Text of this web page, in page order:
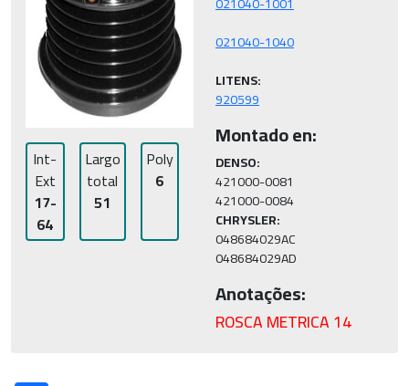
Int-
Ext
17-
64
Largo
total
51
Poly
6
LITENS:
920599
Montado en:
DENSO:
421000-0081
CHRYSLER:
048684029AC
Anotações:
ROSCA METRICA 14